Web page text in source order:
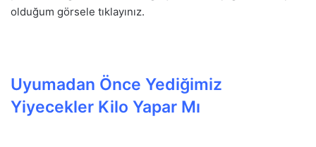
olduğum görsele tıklayınız.
Uyumadan Önce Yediğimiz
Yiyecekler Kilo Yapar Mı